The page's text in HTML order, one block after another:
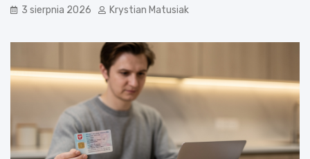
3 sierpnia 2026 Krystian Matusiak